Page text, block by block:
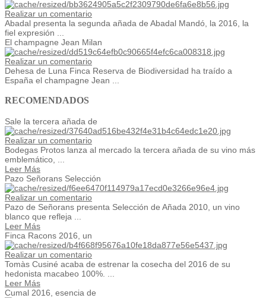
Realizar un comentario
Abadal presenta la segunda añada de Abadal Mandó, la 2016, la
fiel expresión ...
El champagne Jean Milan
Realizar un comentario
Dehesa de Luna Finca Reserva de Biodiversidad ha traído a
España el champagne Jean ...
RECOMENDADOS
Sale la tercera añada de
Realizar un comentario
Bodegas Protos lanza al mercado la tercera añada de su vino más
emblemático, ...
Leer Más
Pazo Señorans Selección
Realizar un comentario
Pazo de Señorans presenta Selección de Añada 2010, un vino
blanco que refleja ...
Leer Más
Finca Racons 2016, un
Realizar un comentario
Tomàs Cusiné acaba de estrenar la cosecha del 2016 de su
hedonista macabeo 100%. ...
Leer Más
Cumal 2016, esencia de